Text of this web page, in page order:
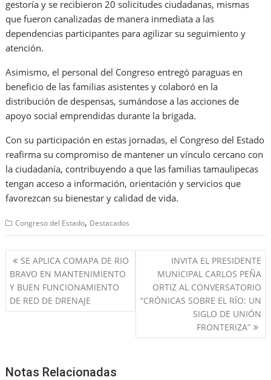
gestoría y se recibieron 20 solicitudes ciudadanas, mismas
que fueron canalizadas de manera inmediata a las
dependencias participantes para agilizar su seguimiento y
atención.
Asimismo, el personal del Congreso entregó paraguas en
beneficio de las familias asistentes y colaboró en la
distribución de despensas, sumándose a las acciones de
apoyo social emprendidas durante la brigada.
Con su participación en estas jornadas, el Congreso del Estado
reafirma su compromiso de mantener un vínculo cercano con
la ciudadanía, contribuyendo a que las familias tamaulipecas
tengan acceso a información, orientación y servicios que
favorezcan su bienestar y calidad de vida.
Congreso del Estado, Destacados
Navegación
de
entradas
SE APLICA COMAPA DE RIO
BRAVO EN MANTENIMIENTO
Y BUEN FUNCIONAMIENTO
DE RED DE DRENAJE
INVITA EL PRESIDENTE
MUNICIPAL CARLOS PEÑA
ORTIZ AL CONVERSATORIO
“CRÓNICAS SOBRE EL RÍO: UN
SIGLO DE UNIÓN
FRONTERIZA”
Notas Relacionadas